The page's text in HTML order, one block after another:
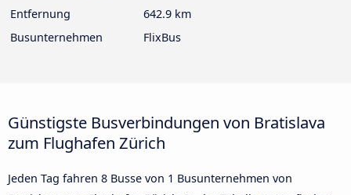
Entfernung
642.9 km
Busunternehmen
FlixBus
Günstigste Busverbindungen von Bratislava
zum Flughafen Zürich
Jeden Tag fahren 8 Busse von 1 Busunternehmen von